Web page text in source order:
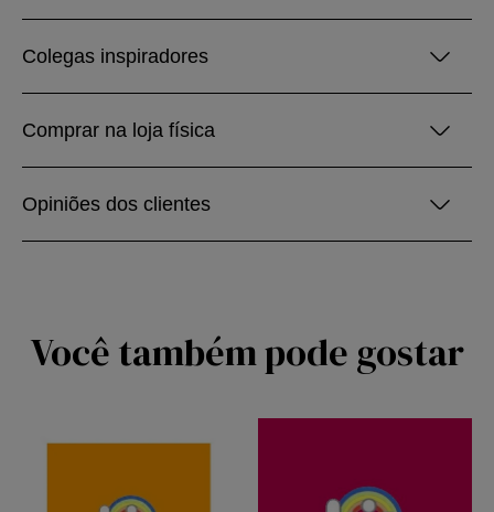
Colegas inspiradores
Comprar na loja física
Opiniões dos clientes
Você também pode gostar